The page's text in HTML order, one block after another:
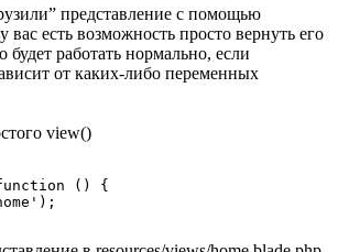
представление с помощью
есть возможность просто вернуть его
будет работать нормально, если
от каких-либо переменных
view()
() {